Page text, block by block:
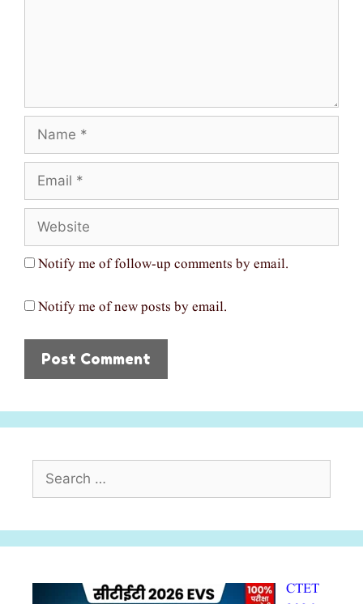
Notify me of follow-up comments by email.
Notify me of new posts by email.
CTET